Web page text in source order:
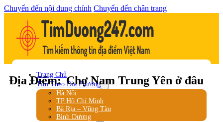
Chuyển đến nội dung chính Chuyển đến chân trang
Trang Chủ
Tìm Theo Địa Phương
Hà Nội
TP Hồ Chí Minh
Bà Rịa – Vũng Tàu
Bình Dương
Địa Điểm: Chợ Nam Trung Yên ở đâu